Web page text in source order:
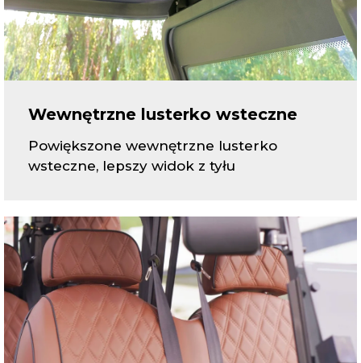
Wewnętrzne lusterko wsteczne
Powiększone wewnętrzne lusterko
wsteczne, lepszy widok z tyłu